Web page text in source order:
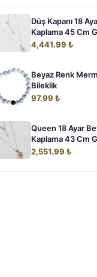
Düş Kapanı 18
Kaplama 45 Cm
4,441.99 ₺
Beyaz Renk
Bileklik
97.99 ₺
Queen 18 Ayar
Kaplama 43 Cm
2,551.99 ₺